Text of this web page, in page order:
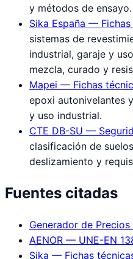
y métodos de ensayo.
Sika España —
sistemas de
industrial, garaje y
mezcla, curado y
Mapei — Fichas
epoxi autonivelantes
y uso industrial.
CTE DB-SU —
clasificación de
deslizamiento y
Fuentes citadas
Generador de
AENOR — UNE-EN
Sika — Fichas